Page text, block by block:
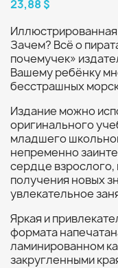
23,88 $
Зачем? Всё о
почемучек»
Вашему ребёнку
бесстрашных
Издание можно
оригинального
младшего
непременно
сердце
получения новых
увлекательное
Яркая и
формата
ламинированном
закругленными